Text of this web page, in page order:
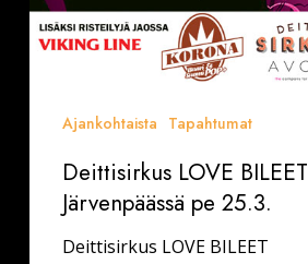
Ajankohtaista Tapahtumat
Deittisirkus LOVE BILEET
Järvenpäässä pe 25.3.
Deittisirkus LOVE BILEET